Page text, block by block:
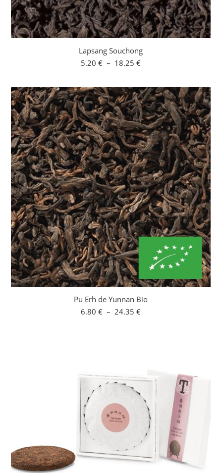
Lapsang Souchong
5.20 € – 18.25 €Plage
5.20 €
à
18.25 €
Pu Erh de Yunnan Bio
6.80 € – 24.35 €Plage